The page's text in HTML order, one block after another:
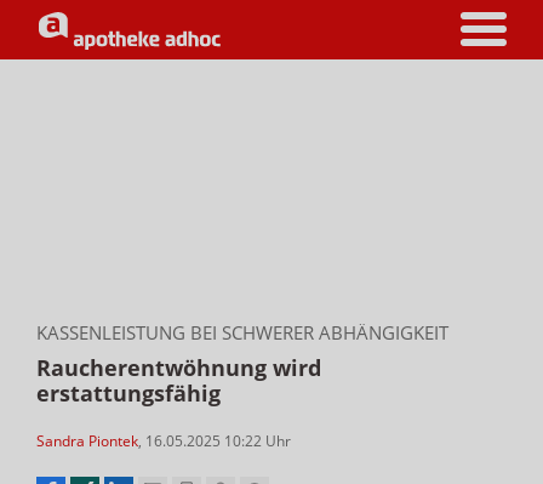
KASSENLEISTUNG BEI SCHWERER ABHÄNGIGKEIT
Raucherentwöhnung wird
erstattungsfähig
Sandra Piontek, 16.05.2025 10:22 Uhr